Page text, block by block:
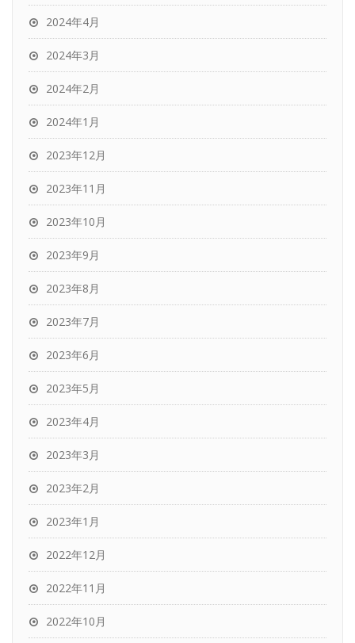
2024年4月
2024年3月
2024年2月
2024年1月
2023年12月
2023年11月
2023年10月
2023年9月
2023年8月
2023年7月
2023年6月
2023年5月
2023年4月
2023年3月
2023年2月
2023年1月
2022年12月
2022年11月
2022年10月